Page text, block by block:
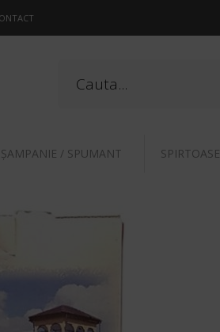
ŞAMPANIE / SPUMANT SPIRTOASE